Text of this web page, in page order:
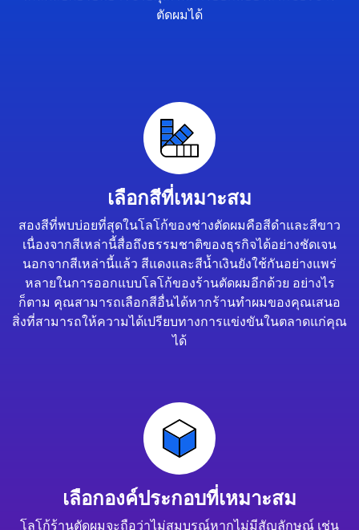
ตัดผมได้
เลือกสีที่เหมาะสม
สองสีที่พบบ่อยที่สุดในโลโก้ของช่างตัดผมคือสีดำและสีขาว
เนื่องจากสีเหล่านี้สื่อถึงธรรมชาติของธุรกิจได้อย่างชัดเจน
นอกจากสีเหล่านี้แล้ว สีแดงและสีน้ำเงินยังใช้กันอย่างแพร่
หลายในการออกแบบโลโก้ของร้านตัดผมอีกด้วย อย่างไร
ก็ตาม คุณสามารถเลือกสีอื่นได้หากร้านทำผมของคุณเสนอ
สิ่งที่สามารถให้ความได้เปรียบทางการแข่งขันในตลาดแก่คุณ
ได้
เลือกองค์ประกอบที่เหมาะสม
โลโก้ร้านตัดผมจะถือว่าไม่สมบูรณ์หากไม่มีสัญลักษณ์ เช่น